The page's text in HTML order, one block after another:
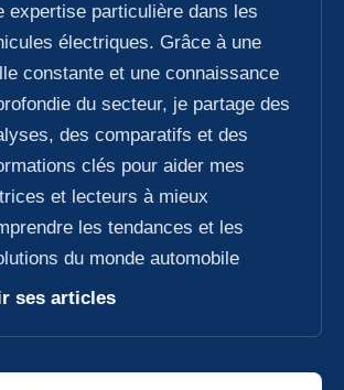
expertise particulière dans les
électriques. Grâce à une
constante et une connaissance
du secteur, je partage des
des comparatifs et des
clés pour aider mes
et lecteurs à mieux
les tendances et les
du monde automobile
ses articles